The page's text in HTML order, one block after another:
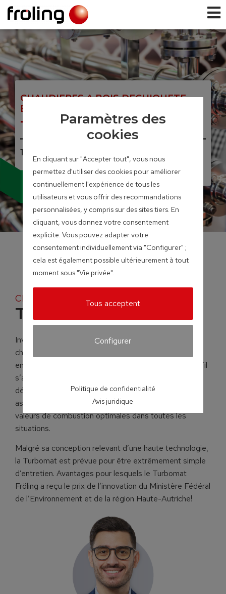
CHAUDIERES A BOIS DECHIQUETE
ET PELLETS
Turbomat
150 – 550 kW
• Conception robuste
• Version industrielle
Chaudières à bois déchiqueté et pellets
Turbomat
Investissez dans l’avenir ! La Turbomat est une
chaudière unique qui permet une combustion
entièrement automatique de divers types de bois. Qu’il
s’agisse de déchets de menuiserie ou de bois
déchiqueté et granulés, sa technologie avancée
associée à la commande Lambdatronic garantit des
valeurs de combustion optimales dans toutes les
situations.
Malgré sa conception relevant d’une haute technologie,
la Turbomat est prévue pour être extrêmement simple
d’entretien. Avantages pour lesquels le Turbomat
Fröling a reçu le prix de l’innovation du Ministère Fédéral
de l’Environnement et de la région Haute-Autriche!
Paramètres des
cookies
En cliquant sur "Accepter tout", vous nous
permettez d'utiliser des cookies pour améliorer
continuellement l'expérience de tous les
utilisateurs et vous offrir des recommandations
personnalisées, y compris sur des sites tiers. En
cliquant, vous donnez votre consentement
explicite. Vous pouvez adapter votre
consentement individuellement via "Configurer" ;
cela est également possible ultérieurement à tout
moment sous "Vie privée".
Tous acceptent
Configurer
Politique de confidentialité
Avis juridique